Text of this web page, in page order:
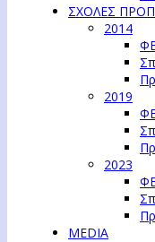
ΣΧΟΛΕΣ
2014
2019
2023
MEDIA